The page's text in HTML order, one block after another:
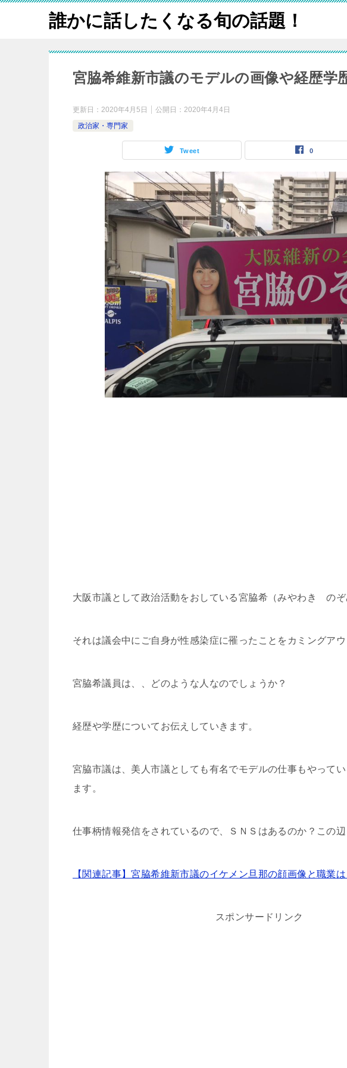
誰かに話したくなる旬の話題！
宮脇希維新市議のモデルの画像や経歴学
更新日： 2020年4月5日 公開日： 2020年4月4日
政治家・専門家
Tweet 0
大阪市議として政治活動をおしている宮脇希（みやわき のぞ
それは議会中にご自身が性感染症に罹ったことをカミングアウ
宮脇希議員は、、どのような人なのでしょうか？
経歴や学歴についてお伝えしていきます。
宮脇市議は、美人市議としても有名でモデルの仕事もやって
ます。
仕事柄情報発信をされているので、ＳＮＳはあるのか？この辺
【関連記事】宮脇希維新市議のイケメン旦那の顔画像と職業
スポンサードリンク